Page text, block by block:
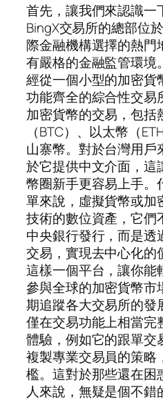
首先，讓我們來認識一
BingX交易所的總部位
際金融機構選擇的熱門
有嚴格的金融監管環境
經從一個小型的加密貨
功能齊全的綜合性交易
加密貨幣的交易，包括
（BTC）、以太幣（
山寨幣。對於台灣用戶
於它提供中文介面，這
幣圈新手更容易上手。
單來說，虛擬貨幣或加
技術的數位資產，它們
中央銀行發行，而是透
交易，實現去中心化的
這樣一個平台，讓你能
參與全球的加密貨幣
期追蹤各大交易所的發
僅在交易功能上相當完
體驗，例如它的跟單交
複製專業交易員的策略
檻。這對於那些還在困
人來說，無疑是個不錯